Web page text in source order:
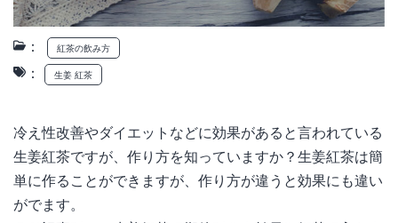
： 紅茶の飲み方
： 生姜 紅茶
冷え性改善やダイエットなどに効果があると言われている
生姜紅茶ですが、作り方を知っていますか？生姜紅茶は簡
単に作ることができますが、作り方が違うと効果にも違い
がでます。